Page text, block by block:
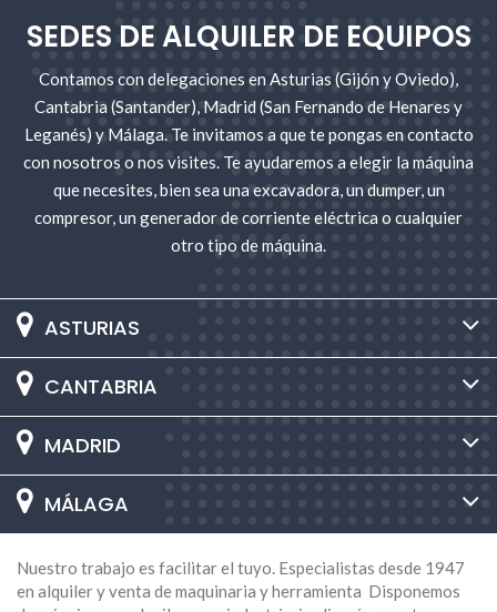
presentamos algunas razones por las que somos la
elección preferida para el alquiler de maquinaria en el
sector
¿Por qué alquilar maquinaria para
carrocerías?
El alquiler de maquinaria para carrocerías tiene muchas
ventajas frente a la compra o el servicio de taller.
Algunas de ellas son:
mantenimiento, reparación o almacenamiento.
Ahorro de tiempo: al alquilar te evitas las esperas y
y herramientas de última generación, revisadas y
homologadas, que garantizan un resultado óptimo y
Flexibilidad y adaptabilidad: entendemos que cada
proyecto es único y que tus necesidades pueden
SEDES DE ALQUILER DE EQUIPOS
Contamos con delegaciones en Asturias (Gijón y Oviedo),
Cantabria (Santander), Madrid (San Fernando de Henares y
Leganés) y Málaga. Te invitamos a que te pongas en contacto
con nosotros o nos visites. Te ayudaremos a elegir la máquina
que necesites, bien sea una excavadora, un dumper, un
compresor, un generador de corriente eléctrica o cualquier
otro tipo de máquina.
ASTURIAS
CANTABRIA
MADRID
MÁLAGA
Nuestro trabajo es facilitar el tuyo. Especialistas desde 1947
en alquiler y venta de maquinaria y herramienta Disponemos